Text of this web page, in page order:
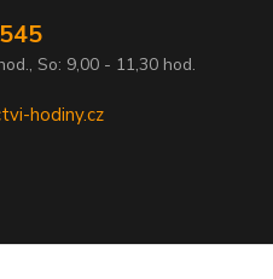
So: 9,00 - 11,30 hod.
hodiny.cz